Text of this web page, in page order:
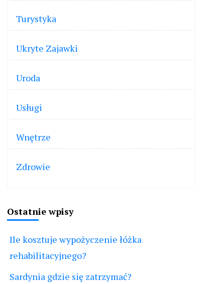
Turystyka
Ukryte Zajawki
Uroda
Usługi
Wnętrze
Zdrowie
Ostatnie wpisy
Ile kosztuje wypożyczenie łóżka
rehabilitacyjnego?
Sardynia gdzie się zatrzymać?